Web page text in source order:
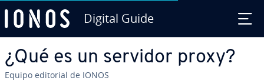
Digital Guide
¿Qué es un servidor proxy?
Equipo editorial de IONOS